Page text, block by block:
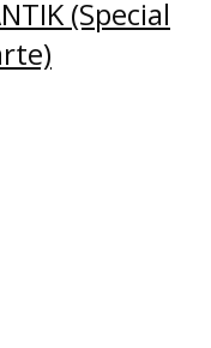
(Special